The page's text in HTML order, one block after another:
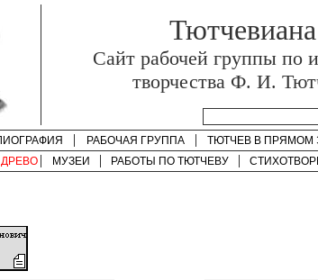
Тютчевиана
Cайт рабочей группы по
творчества Ф. И.
РАБОЧАЯ ГРУППА ТЮТЧЕВ В ПРЯМОМ
МУЗЕИ РАБОТЫ ПО ТЮТЧЕВУ